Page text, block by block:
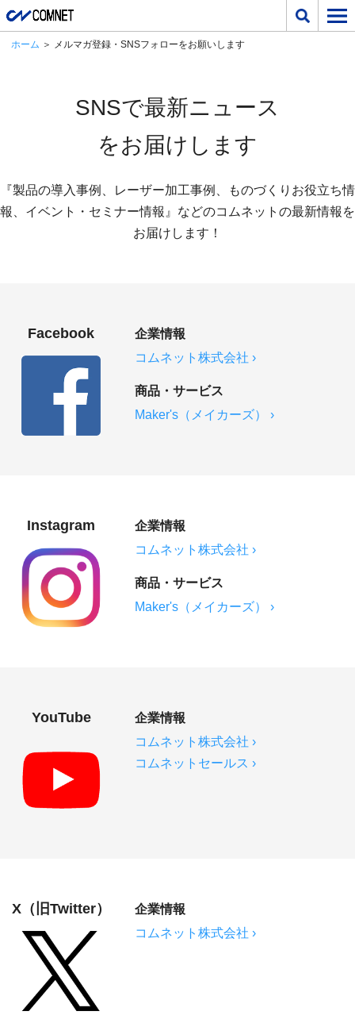
ホーム ＞ メルマガ登録・SNSフォローをお願いします
SNSで最新ニュース
をお届けします
『製品の導入事例、レーザー加工事例、ものづくりお役立ち情
報、イベント・セミナー情報』などのコムネットの最新情報を
お届けします！
Facebook
企業情報
コムネット株式会社 ›
商品・サービス
Maker's（メイカーズ） ›
Instagram
企業情報
コムネット株式会社 ›
商品・サービス
Maker's（メイカーズ） ›
YouTube
企業情報
コムネット株式会社 ›
コムネットセールス ›
X（旧Twitter）
企業情報
コムネット株式会社 ›